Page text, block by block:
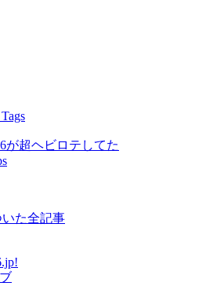
が超ヘビロテしてた
た全記事